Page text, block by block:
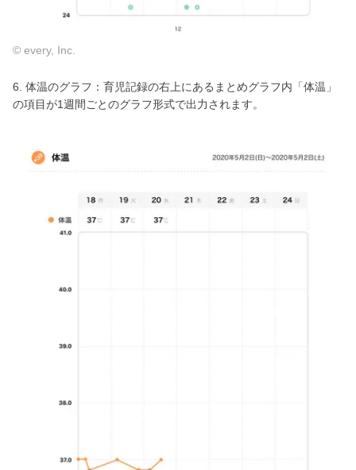
© every, Inc.
6. 体温のグラフ：育児記録の右上にあるまとめグラフ内「体温」
の項目が1週間ごとのグラフ形式で出力されます。